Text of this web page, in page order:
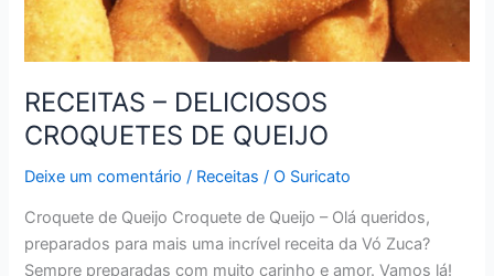
RECEITAS – DELICIOSOS
CROQUETES DE QUEIJO
Deixe um comentário / Receitas /O Suricato
Croquete de Queijo Croquete de Queijo – Olá queridos,
preparados para mais uma incrível receita da Vó Zuca?
Sempre preparadas com muito carinho e amor. Vamos lá!